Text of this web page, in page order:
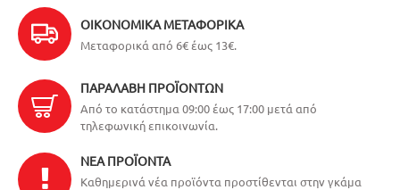
ΟΙΚΟΝΟΜΙΚΆ ΜΕΤΑΦΟΡΙΚΆ
Μεταφορικά από 6€ έως 13€.
ΠΑΡΑΛΑΒΉ ΠΡΟΪΌΝΤΩΝ
Από το κατάστημα 09:00 έως 17:00 μετά από
τηλεφωνική επικοινωνία.
ΝΈΑ ΠΡΟΪΌΝΤΑ
Καθημερινά νέα προϊόντα προστίθενται στην γκάμα